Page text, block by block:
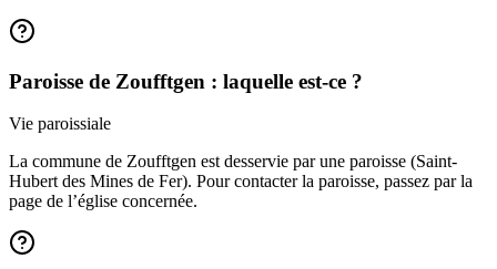
Paroisse de Zoufftgen : laquelle est-ce ?
Vie paroissiale
La commune de Zoufftgen est desservie par une paroisse (Saint-
Hubert des Mines de Fer). Pour contacter la paroisse, passez par la
page de l’église concernée.